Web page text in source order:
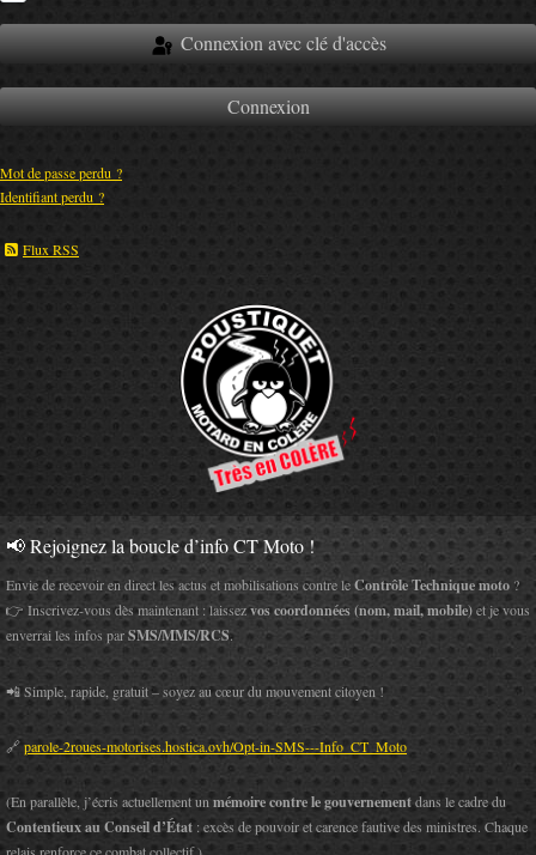
Connexion avec clé d'accès
Connexion
Mot de passe perdu ?
Identifiant perdu ?
Flux RSS
📢 Rejoignez la boucle d’info CT Moto !
Envie de recevoir en direct les actus et mobilisations contre leContrôle Technique moto ?
👉 Inscrivez-vous dès maintenant : laissezvos coordonnées (nom, mail, mobile)et je vous
enverrai les infos parSMS/MMS/RCS.
📲 Simple, rapide, gratuit – soyez au cœur du mouvement citoyen !
🔗parole-2roues-motorises.hostica.ovh/Opt-in-SMS---Info_CT_Moto
(En parallèle, j’écris actuellement un mémoire contre le gouvernementdans le cadre du
Contentieux au Conseil d’État : excès de pouvoir et carence fautive des ministres. Chaque
relais renforce ce combat collectif.)